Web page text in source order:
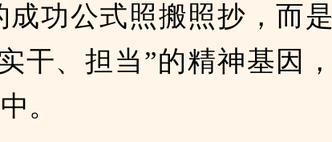
功公式照搬照抄，而是
干、担当”的精神基因，
。